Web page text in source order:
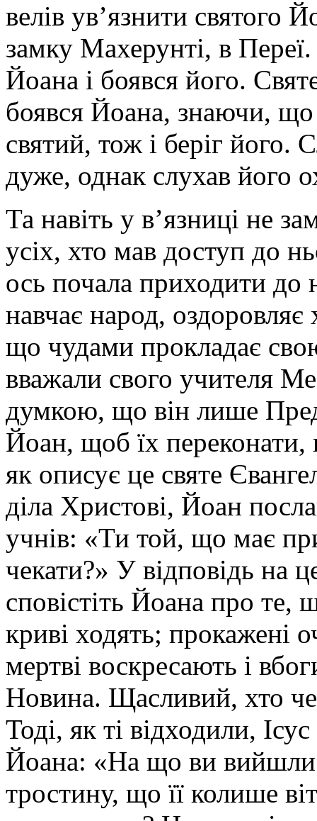
велів ув’язнити святого
замку Махерунті, в
Йоана і боявся його.
боявся Йоана, знаючи, що
святий, тож і беріг його.
дуже, однак слухав його
Та навіть у в’язниці не
усіх, хто мав доступ до
ось почала приходити до
навчає народ,
що чудами прокладає
вважали свого учителя
думкою, що він лише
Йоан, щоб їх переконати,
як описує це святе
діла Христові, Йоан
учнів: «Ти той, що має
чекати?» У відповідь на
сповістіть Йоана про те,
криві ходять; прокажені
мертві воскресають і
Новина. Щасливий, хто
Тоді, як ті відходили,
Йоана: «На що ви
тростину, що її колише